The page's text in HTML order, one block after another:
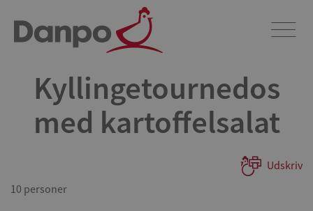
Kyllingetournedos
med kartoffelsalat
Udskriv
10 personer